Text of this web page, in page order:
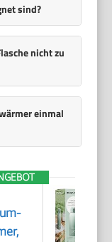
sind?
nicht zu
einmal